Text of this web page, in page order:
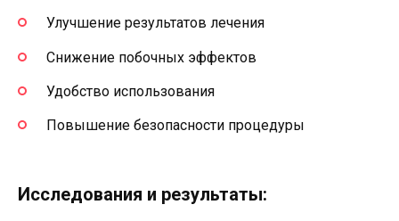
Улучшение результатов лечения
Снижение побочных эффектов
Удобство использования
Повышение безопасности процедуры
Исследования и результаты: